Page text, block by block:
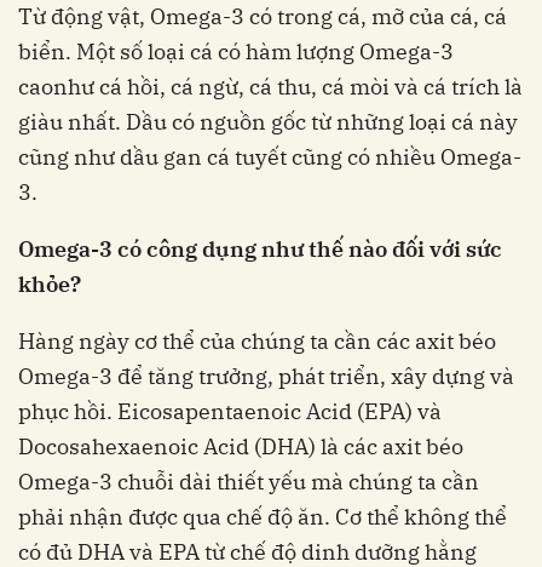
Từ động vật, Omega-3 có trong cá, mỡ của cá, cá
biển. Một số loại cá có hàm lượng Omega-3
caonhư cá hồi, cá ngừ, cá thu, cá mòi và cá trích là
giàu nhất. Dầu có nguồn gốc từ những loại cá này
cũng như dầu gan cá tuyết cũng có nhiều Omega-
3.
Omega-3 có công dụng như thế nào đối với sức
khỏe?
Hàng ngày cơ thể của chúng ta cần các axit béo
Omega-3 để tăng trưởng, phát triển, xây dựng và
phục hồi. Eicosapentaenoic Acid (EPA) và
Docosahexaenoic Acid (DHA) là các axit béo
Omega-3 chuỗi dài thiết yếu mà chúng ta cần
phải nhận được qua chế độ ăn. Cơ thể không thể
có đủ DHA và EPA từ chế độ dinh dưỡng hằng